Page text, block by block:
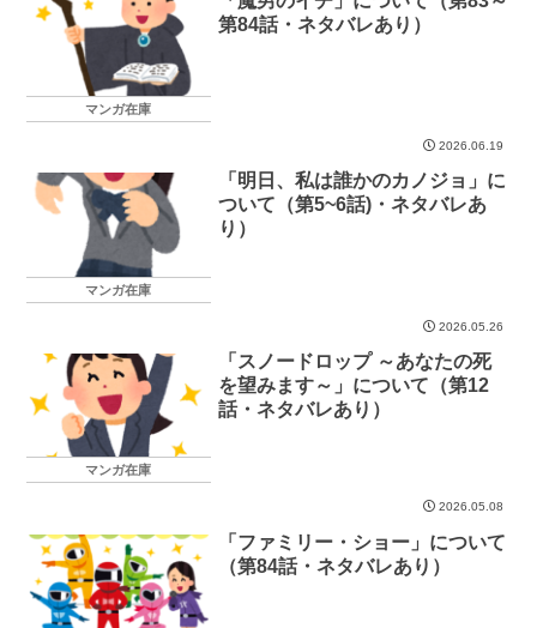
マンガ在庫
第84話・ネタバレあり）
2026.06.19
マンガ在庫
「明日、私は誰かのカノジョ」に
ついて（第5~6話)・ネタバレあ
り）
2026.05.26
マンガ在庫
「スノードロップ ～あなたの死
を望みます～」について（第12
話・ネタバレあり）
2026.05.08
「ファミリー・ショー」について
（第84話・ネタバレあり）